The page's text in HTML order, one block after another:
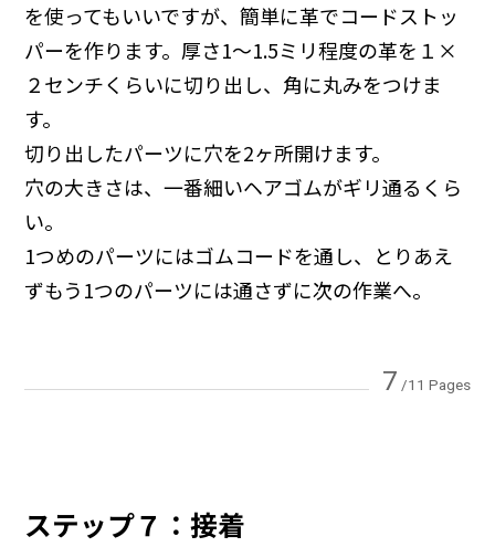
を使ってもいいですが、簡単に革でコードストッ
パーを作ります。厚さ1〜1.5ミリ程度の革を１×
２センチくらいに切り出し、角に丸みをつけま
す。
切り出したパーツに穴を2ヶ所開けます。
穴の大きさは、一番細いヘアゴムがギリ通るくら
い。
1つめのパーツにはゴムコードを通し、とりあえ
ずもう1つのパーツには通さずに次の作業へ。
7 /11 Pages
ステップ７：接着